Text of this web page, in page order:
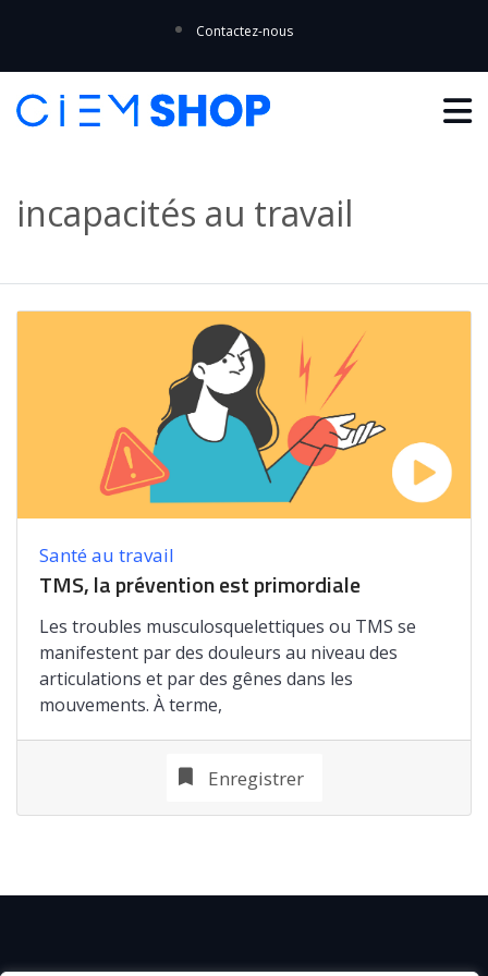
Contactez-nous
incapacités au travail
Santé au travail
TMS, la prévention est primordiale
Les troubles musculosquelettiques ou TMS se
manifestent par des douleurs au niveau des
articulations et par des gênes dans les
mouvements. À terme,
Enregistrer